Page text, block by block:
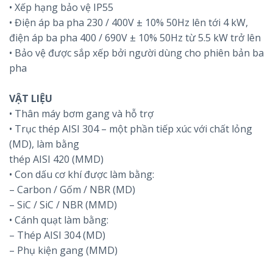
• Xếp hạng bảo vệ IP55
• Điện áp ba pha 230 / 400V ± 10% 50Hz lên tới 4 kW,
điện áp ba pha 400 / 690V ± 10% 50Hz từ 5.5 kW trở lên
• Bảo vệ được sắp xếp bởi người dùng cho phiên bản ba
pha
VẬT LIỆU
• Thân máy bơm gang và hỗ trợ
• Trục thép AISI 304 – một phần tiếp xúc với chất lỏng
(MD), làm bằng
thép AISI 420 (MMD)
• Con dấu cơ khí được làm bằng:
– Carbon / Gốm / NBR (MD)
– SiC / SiC / NBR (MMD)
• Cánh quạt làm bằng:
– Thép AISI 304 (MD)
– Phụ kiện gang (MMD)